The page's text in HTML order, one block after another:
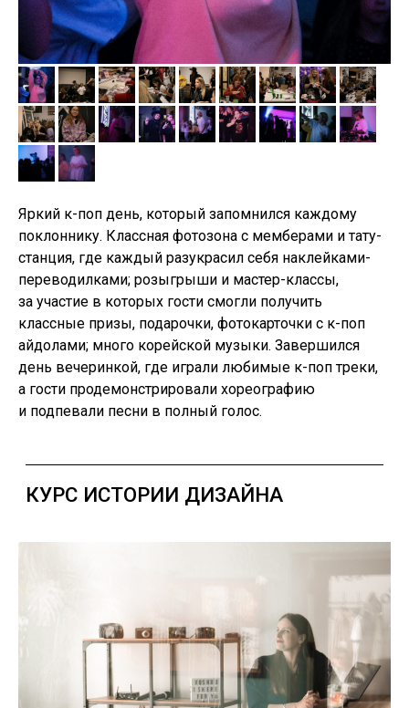
Яркий к-поп день, который запомнился каждому
поклоннику. Классная фотозона с мемберами и тату-
станция, где каждый разукрасил себя наклейками-
переводилками; розыгрыши и мастер-классы,
за участие в которых гости смогли получить
классные призы, подарочки, фотокарточки с к-поп
айдолами; много корейской музыки. Завершился
день вечеринкой, где играли любимые к-поп треки,
а гости продемонстрировали хореографию
и подпевали песни в полный голос.
КУРС ИСТОРИИ ДИЗАЙНА
КУРС ЗВУКОРЕЖИССУРЫ